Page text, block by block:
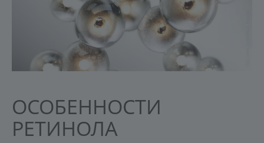
ОСОБЕННОСТИ
РЕТИНОЛА